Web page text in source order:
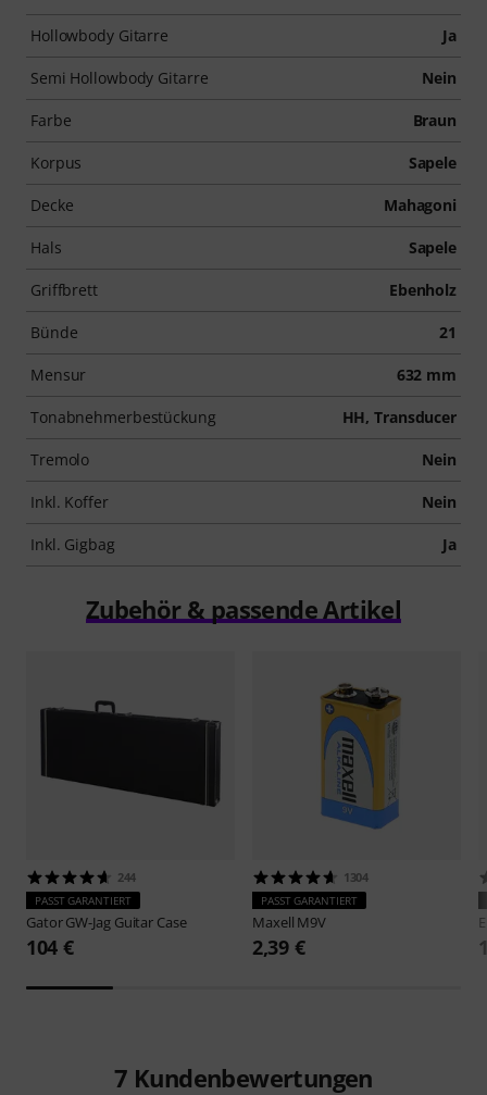
Hollowbody Gitarre Ja
Semi Hollowbody Gitarre Nein
Farbe Braun
Korpus Sapele
Decke Mahagoni
Hals Sapele
Griffbrett Ebenholz
Bünde 21
Mensur 632 mm
Tonabnehmerbestückung HH, Transducer
Tremolo Nein
Inkl. Koffer Nein
Inkl. Gigbag Ja
Zubehör & passende Artikel
244
PASST GARANTIERT
GatorGW-Jag Guitar Case
104 €
1304
PASST GARANTIERT
Maxell M9V
2,39 €
7 Kundenbewertungen